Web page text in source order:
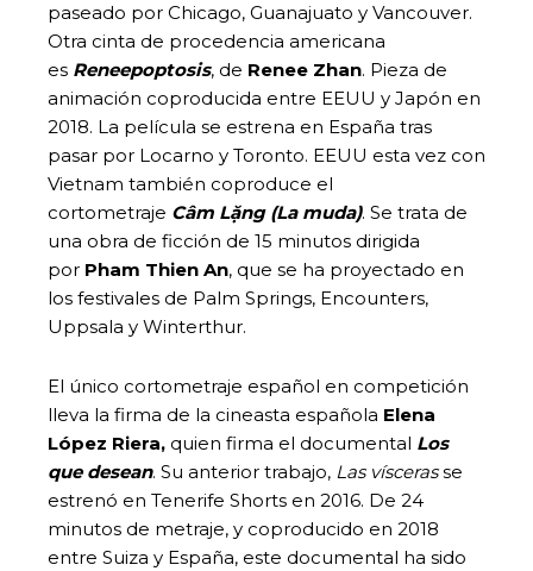
paseado por Chicago, Guanajuato y Vancouver.
Otra cinta de procedencia americana
es Reneepoptosis, de Renee Zhan. Pieza de
animación coproducida entre EEUU y Japón en
2018. La película se estrena en España tras
pasar por Locarno y Toronto. EEUU esta vez con
Vietnam también coproduce el
cortometraje Câm Lặng (La muda). Se trata de
una obra de ficción de 15 minutos dirigida
por Pham Thien An, que se ha proyectado en
los festivales de Palm Springs, Encounters,
Uppsala y Winterthur.
El único cortometraje español en competición
lleva la firma de la cineasta española Elena
López Riera, quien firma el documental Los
que desean. Su anterior trabajo, Las víscerasse
estrenó en Tenerife Shorts en 2016. De 24
minutos de metraje, y coproducido en 2018
entre Suiza y España, este documental ha sido